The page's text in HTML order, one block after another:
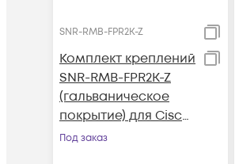
SNR-RMB-FPR2K-Z
Комплект креплений
SNR-RMB-FPR2K-Z
(гальваническое
покрытие) для Cisco
Firepower 2100 Series
Под заказ